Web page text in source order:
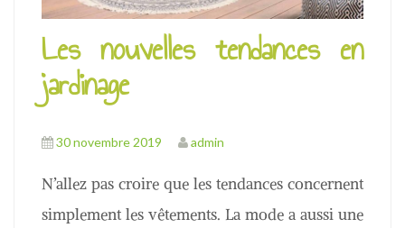
Les nouvelles tendances en
jardinage
30 novembre 2019 admin
N’allez pas croire que les tendances concernent
simplement les vêtements. La mode a aussi une